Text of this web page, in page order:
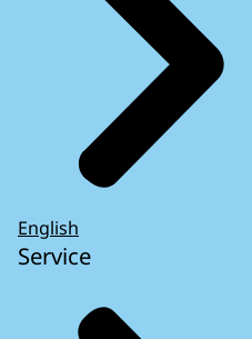
English
Service